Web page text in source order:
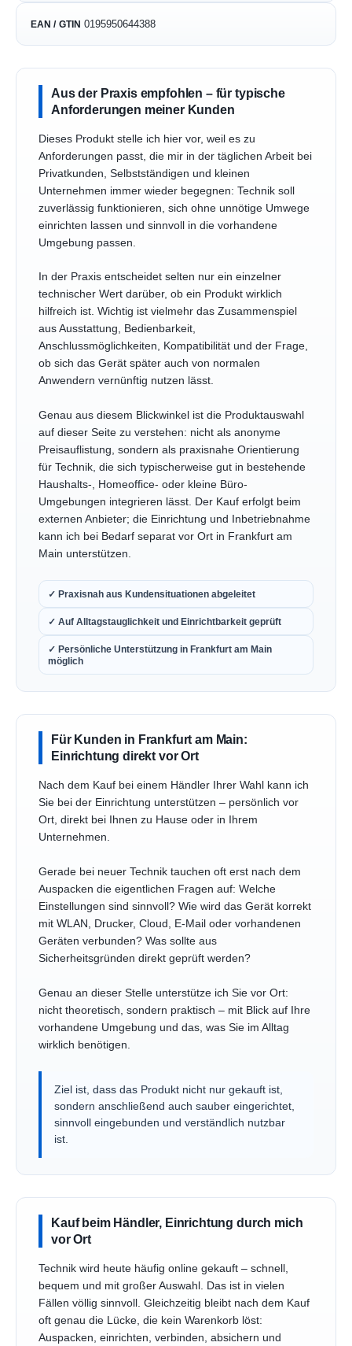
EAN / GTIN 0195950644388
Aus der Praxis empfohlen – für typische
Anforderungen meiner Kunden
Dieses Produkt stelle ich hier vor, weil es zu
Anforderungen passt, die mir in der täglichen Arbeit bei
Privatkunden, Selbstständigen und kleinen
Unternehmen immer wieder begegnen: Technik soll
zuverlässig funktionieren, sich ohne unnötige Umwege
einrichten lassen und sinnvoll in die vorhandene
Umgebung passen.
In der Praxis entscheidet selten nur ein einzelner
technischer Wert darüber, ob ein Produkt wirklich
hilfreich ist. Wichtig ist vielmehr das Zusammenspiel
aus Ausstattung, Bedienbarkeit,
Anschlussmöglichkeiten, Kompatibilität und der Frage,
ob sich das Gerät später auch von normalen
Anwendern vernünftig nutzen lässt.
Genau aus diesem Blickwinkel ist die Produktauswahl
auf dieser Seite zu verstehen: nicht als anonyme
Preisauflistung, sondern als praxisnahe Orientierung
für Technik, die sich typischerweise gut in bestehende
Haushalts-, Homeoffice- oder kleine Büro-
Umgebungen integrieren lässt. Der Kauf erfolgt beim
externen Anbieter; die Einrichtung und Inbetriebnahme
kann ich bei Bedarf separat vor Ort in Frankfurt am
Main unterstützen.
✓ Praxisnah aus Kundensituationen abgeleitet
✓ Auf Alltagstauglichkeit und Einrichtbarkeit geprüft
✓ Persönliche Unterstützung in Frankfurt am Main
möglich
Für Kunden in Frankfurt am Main:
Einrichtung direkt vor Ort
Nach dem Kauf bei einem Händler Ihrer Wahl kann ich
Sie bei der Einrichtung unterstützen – persönlich vor
Ort, direkt bei Ihnen zu Hause oder in Ihrem
Unternehmen.
Gerade bei neuer Technik tauchen oft erst nach dem
Auspacken die eigentlichen Fragen auf: Welche
Einstellungen sind sinnvoll? Wie wird das Gerät korrekt
mit WLAN, Drucker, Cloud, E-Mail oder vorhandenen
Geräten verbunden? Was sollte aus
Sicherheitsgründen direkt geprüft werden?
Genau an dieser Stelle unterstütze ich Sie vor Ort:
nicht theoretisch, sondern praktisch – mit Blick auf Ihre
vorhandene Umgebung und das, was Sie im Alltag
wirklich benötigen.
Ziel ist, dass das Produkt nicht nur gekauft ist,
sondern anschließend auch sauber eingerichtet,
sinnvoll eingebunden und verständlich nutzbar
ist.
Kauf beim Händler, Einrichtung durch mich
vor Ort
Technik wird heute häufig online gekauft – schnell,
bequem und mit großer Auswahl. Das ist in vielen
Fällen völlig sinnvoll. Gleichzeitig bleibt nach dem Kauf
oft genau die Lücke, die kein Warenkorb löst:
Auspacken, einrichten, verbinden, absichern und